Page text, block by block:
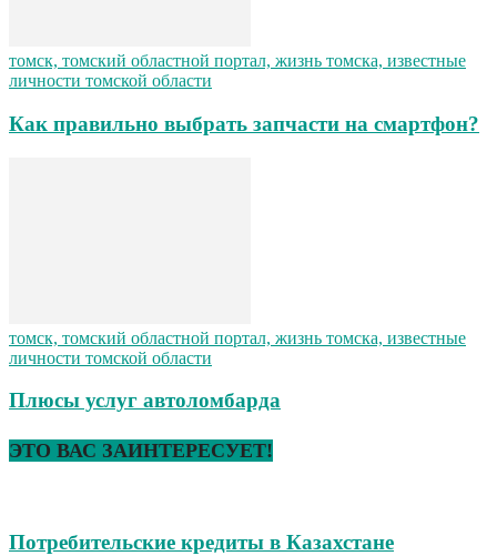
томск, томский областной портал, жизнь томска, известные
личности томской области
Как правильно выбрать запчасти на смартфон?
томск, томский областной портал, жизнь томска, известные
личности томской области
Плюсы услуг автоломбарда
ЭТО ВАС ЗАИНТЕРЕСУЕТ!
Потребительские кредиты в Казахстане